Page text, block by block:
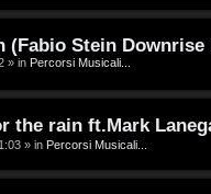
(Fabio Stein
» in Percorsi Musicali...
the rain ft.Mark
» in Percorsi Musicali...